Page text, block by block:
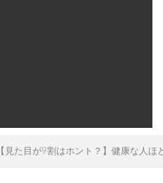
【見た目が9割はホント？】健康な人